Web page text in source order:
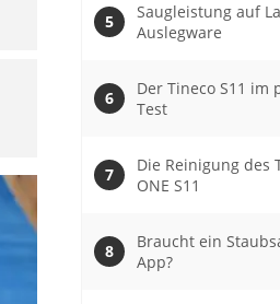
Saugleistung auf
Auslegware
Der Tineco S11 im
Test
Die Reinigung des
ONE S11
Braucht ein
App?